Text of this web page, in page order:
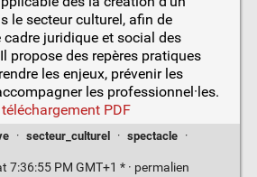
le secteur culturel, afin de
cadre juridique et social des
propose des repères pratiques
les enjeux, prévenir les
les professionnel·les.
téléchargement PDF
· secteur_culturel · spectacle ·
PM GMT+1 * · permalien